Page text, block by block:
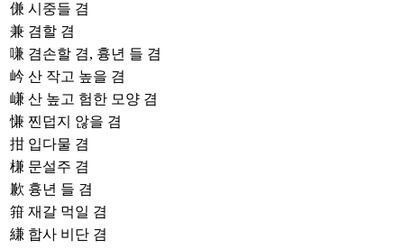
傔 시중들 겸
兼 겸할 겸
嗛 겸손할 겸, 흉년 들 겸
岒 산 작고 높을 겸
嵰 산 높고 험한 모양 겸
慊 찐덥지 않을 겸
拑 입다물 겸
槏 문설주 겸
歉 흉년 들 겸
箝 재갈 먹일 겸
縑 합사 비단 겸